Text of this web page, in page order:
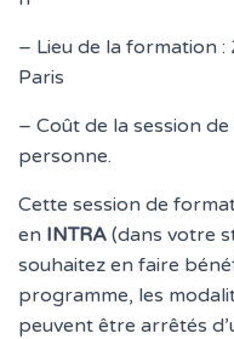
– Lieu de la formation :
Paris
– Coût de la session
personne.
Cette session de
en INTRA (dans votre
souhaitez en faire
programme, les
peuvent être arrêtés